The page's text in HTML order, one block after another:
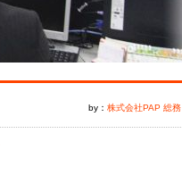
by： 株式会社PAP 総務